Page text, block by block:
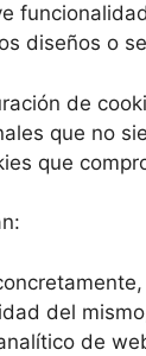
diseños o
de
que no
que
del
de